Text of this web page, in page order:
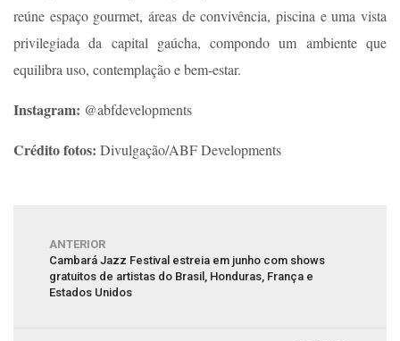
reúne espaço gourmet, áreas de convivência, piscina e uma vista
privilegiada da capital gaúcha, compondo um ambiente que
equilibra uso, contemplação e bem-estar.
Instagram: @abfdevelopments
Crédito fotos: Divulgação/ABF Developments
ANTERIOR
Cambará Jazz Festival estreia em junho com shows
gratuitos de artistas do Brasil, Honduras, França e
Estados Unidos